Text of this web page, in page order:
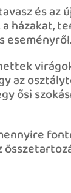
és az
házakat,
eseményről.
az
ősi